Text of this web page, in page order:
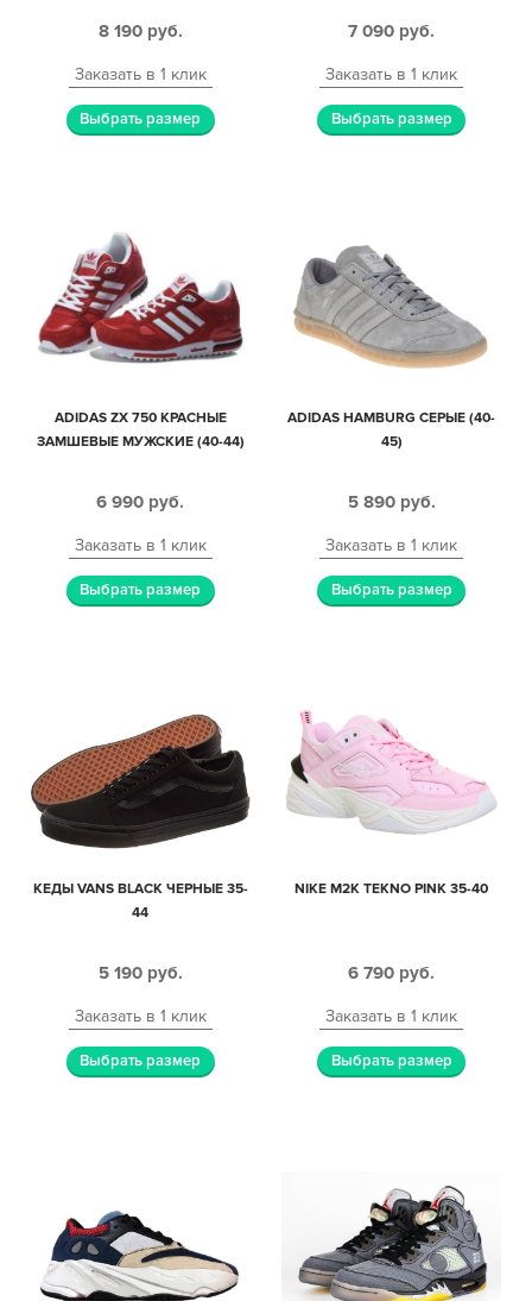
8 190 руб.
Заказать в 1 клик
Выбрать размер
7 090 руб.
Заказать в 1 клик
Выбрать размер
ADIDAS ZX 750 КРАСНЫЕ
ЗАМШЕВЫЕ МУЖСКИЕ (40-44)
6 990 руб.
Заказать в 1 клик
Выбрать размер
ADIDAS HAMBURG СЕРЫЕ (40-
45)
5 890 руб.
Заказать в 1 клик
Выбрать размер
КЕДЫ VANS BLACK ЧЕРНЫЕ 35-
44
5 190 руб.
Заказать в 1 клик
Выбрать размер
NIKE M2K TEKNO PINK 35-40
6 790 руб.
Заказать в 1 клик
Выбрать размер